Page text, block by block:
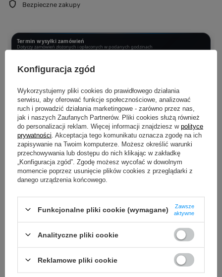
Bezpieczne zakupy
Termin wysyłki zamówień
Dotyczy zamówień złożonych i opłaconych w podanych godzinach
Wysyłka następnego dnia
CZWARTEK PO 12:00 - SOBOTA DO 12:00
Wysyłka w poniedziałek
SOBOTA PO 12:00 - NIEDZIELA
Wysyłka we wtorek
Produkujemy dopiero po złożeniu zamówienia.Dzięki temu każda
koszulka i bluza powstaje specjalnie dla Ciebie i przechodzi kontrolę jakości
przed wysyłką.
SZCZEGÓŁOWE DANE
GWARANCJA
Konfiguracja zgód
Wykorzystujemy pliki cookies do prawidłowego działania
serwisu, aby oferować funkcje społecznościowe, analizować
ruch i prowadzić działania marketingowe - zarówno przez nas,
jak i naszych Zaufanych Partnerów. Pliki cookies służą również
do personalizacji reklam. Więcej informacji znajdziesz w polityce
prywatności . Akceptacja tego komunikatu oznacza zgodę na ich
zapisywanie na Twoim komputerze. Możesz określić warunki
przechowywania lub dostępu do nich klikając w zakładkę
„Konfiguracja zgód”. Zgodę możesz wycofać w dowolnym
momencie poprzez usunięcie plików cookies z przeglądarki z
danego urządzenia końcowego.
Funkcjonalne pliki cookie (wymagane)
Zawsze
aktywne
Analityczne pliki cookie
Reklamowe pliki cookie